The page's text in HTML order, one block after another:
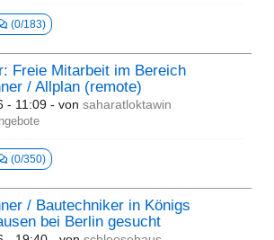
(0/183)
Freie Mitarbeit im Bereich
/ Allplan (remote)
- 11:09 - von saharatloktawin
(0/350)
/ Bautechniker in Königs
bei Berlin gesucht